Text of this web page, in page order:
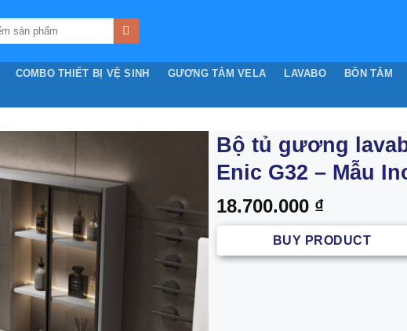
COMBO THIẾT BỊ VỆ SINH GƯƠNG TẮM VELA LAVABO BỒN TẮM
Bộ tủ gương
Enic G32 – Mẫu
18.700.000 ₫
BUY PRODUCT